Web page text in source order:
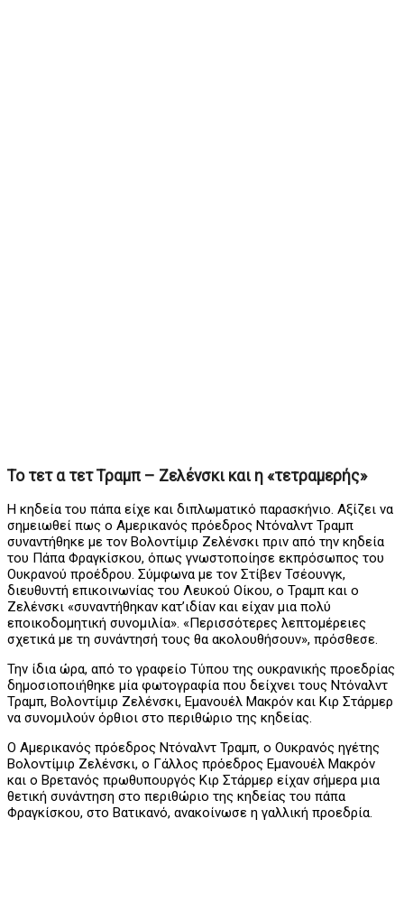
Το τετ α τετ Τραμπ – Ζελένσκι και η «τετραμερής»
Η κηδεία του πάπα είχε και διπλωματικό παρασκήνιο. Αξίζει να
σημειωθεί πως ο Αμερικανός πρόεδρος Ντόναλντ Τραμπ
συναντήθηκε με τον Βολοντίμιρ Ζελένσκι πριν από την κηδεία
του Πάπα Φραγκίσκου, όπως γνωστοποίησε εκπρόσωπος του
Ουκρανού προέδρου. Σύμφωνα με τον Στίβεν Τσέουνγκ,
διευθυντή επικοινωνίας του Λευκού Οίκου, ο Τραμπ και ο
Ζελένσκι «συναντήθηκαν κατ’ιδίαν και είχαν μια πολύ
εποικοδομητική συνομιλία». «Περισσότερες λεπτομέρειες
σχετικά με τη συνάντησή τους θα ακολουθήσουν», πρόσθεσε.
Την ίδια ώρα, από το γραφείο Τύπου της ουκρανικής προεδρίας
δημοσιοποιήθηκε μία φωτογραφία που δείχνει τους Ντόναλντ
Τραμπ, Βολοντίμιρ Ζελένσκι, Εμανουέλ Μακρόν και Κιρ Στάρμερ
να συνομιλούν όρθιοι στο περιθώριο της κηδείας.
Ο Αμερικανός πρόεδρος Ντόναλντ Τραμπ, ο Ουκρανός ηγέτης
Βολοντίμιρ Ζελένσκι, ο Γάλλος πρόεδρος Εμανουέλ Μακρόν
και ο Βρετανός πρωθυπουργός Κιρ Στάρμερ είχαν σήμερα μια
θετική συνάντηση στο περιθώριο της κηδείας του πάπα
Φραγκίσκου, στο Βατικανό, ανακοίνωσε η γαλλική προεδρία.